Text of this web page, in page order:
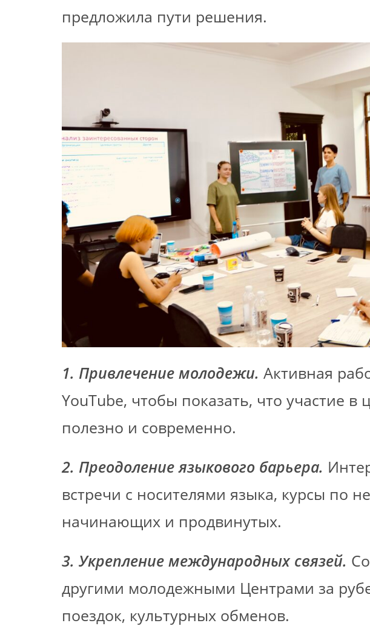
предложила пути решения.
1. Привлечение молодежи. Активная
YouTube, чтобы показать, что участие
полезно и современно.
2. Преодоление языкового барьера.
встречи с носителями языка, курсы по
начинающих и продвинутых.
3. Укрепление международных связей.
другими молодежными Центрами за
поездок, культурных обменов.